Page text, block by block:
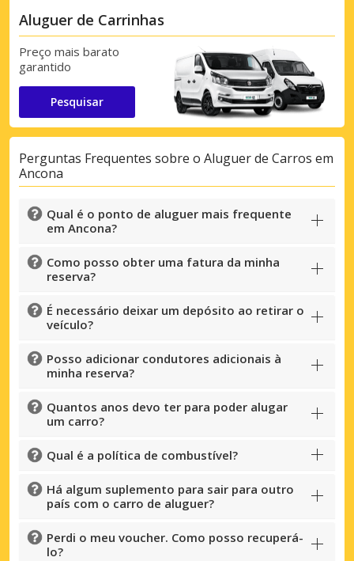
Aluguer de Carrinhas
Preço mais barato
garantido
Pesquisar
Perguntas Frequentes sobre o Aluguer de Carros em
Ancona
Qual é o ponto de aluguer mais frequente
em Ancona?
Como posso obter uma fatura da minha
reserva?
É necessário deixar um depósito ao retirar o
veículo?
Posso adicionar condutores adicionais à
minha reserva?
Quantos anos devo ter para poder alugar
um carro?
Qual é a política de combustível?
Há algum suplemento para sair para outro
país com o carro de aluguer?
Perdi o meu voucher. Como posso recuperá-
lo?